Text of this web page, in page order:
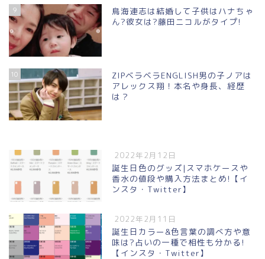
9
鳥海連志は結婚して子供はハナちゃ
ん?彼女は?藤田ニコルがタイプ!
10
ZIPベラベラENGLISH男の子ノアは
アレックス翔！本名や身長、経歴
は？
2022年2月12日
誕生日色のグッズ|スマホケースや
香水の値段や購入方法まとめ!【イ
ンスタ・Twitter】
2022年2月11日
誕生日カラー&色言葉の調べ方や意
味は?占いの一種で相性も分かる!
【インスタ・Twitter】